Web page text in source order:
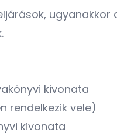
kivonata
rendelkezik vele)
kivonata